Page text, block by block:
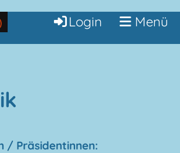
Login Menü
/ Präsidentinnen: